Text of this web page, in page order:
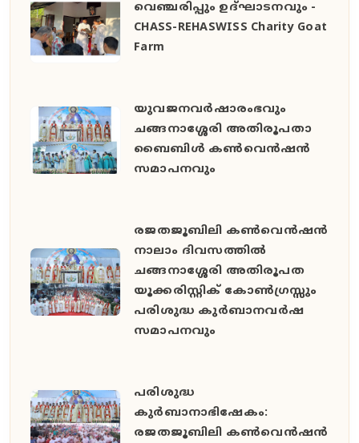
വെഞ്ചരിപ്പും ഉദ്ഘാടനവും -
CHASS-REHASWISS Charity Goat
Farm
യുവജനവർഷാരംഭവും
ചങ്ങനാശ്ശേരി അതിരൂപതാ
ബൈബിൾ കൺവെൻഷൻ
സമാപനവും
രജതജൂബിലി കൺവെൻഷൻ
നാലാം ദിവസത്തിൽ
ചങ്ങനാശ്ശേരി അതിരൂപത
യൂക്കരിസ്റ്റിക് കോൺഗ്രസ്സും
പരിശുദ്ധ കുർബാനവർഷ
സമാപനവും
പരിശുദ്ധ
കുർബാനാഭിഷേകം:
രജതജൂബിലി കൺവെൻഷൻ